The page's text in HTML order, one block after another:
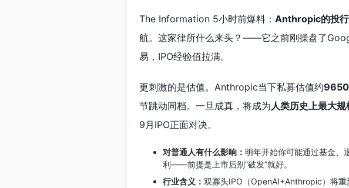
The Information 5小时前爆料： Anthropic的投
航。这家律所什么来头？——它之前刚操盘了
易，IPO经验值拉满。
更刺激的是估值。Anthropic当下私募估值约9650
节跳动同档。一旦成真，将成为人类历史上最大
9月IPO正面对决。
对普通人有什么影响： 明年开始你可能通过基金、
利——前提是上市后别”破发”就好。
行业含义： 双寡头IPO（OpenAI+Anthropic）将重